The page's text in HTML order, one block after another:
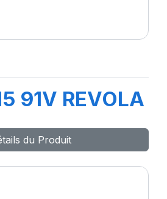
91V REVOLA
du Produit